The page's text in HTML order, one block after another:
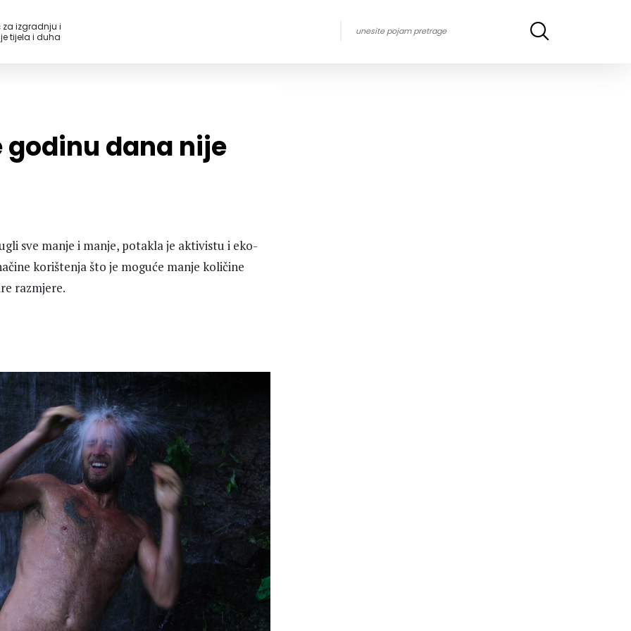
za izgradnju i
tijela i duha
godinu dana nije
sve manje i manje, potakla je aktivistu i eko-
korištenja što je moguće manje količine
razmjere.